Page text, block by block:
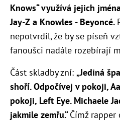
Knows“ využívá jejich
Jay-Z a Knowles - Beyoncé.
nepotvrdil, že by se píseň
fanoušci nadále rozebírají
Část skladby zní: „Jediná
shoří.Odpočívej v pokoji,
pokoji, Left Eye. Michaele
jakmile zemřu.“Čímž